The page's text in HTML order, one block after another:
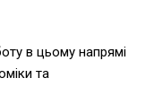
в цьому напрямі
та